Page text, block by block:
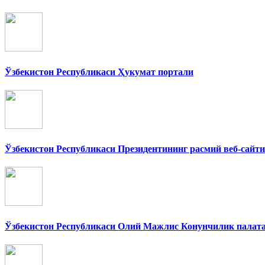
Ўзбекистон Республикаси Ҳукумат портали
Ўзбекистон Республикаси Президентининг расмий веб-сайти
Ўзбекистон Республикаси Олий Мажлис Конунчилик